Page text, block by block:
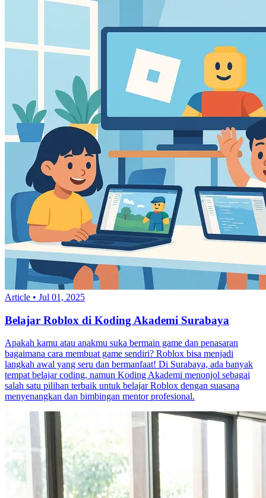
Article • Jul 01, 2025
Belajar Roblox di Koding Akademi Surabaya
Apakah kamu atau anakmu suka bermain game dan penasaran
bagaimana cara membuat game sendiri? Roblox bisa menjadi
langkah awal yang seru dan bermanfaat! Di Surabaya, ada banyak
tempat belajar coding, namun Koding Akademi menonjol sebagai
salah satu pilihan terbaik untuk belajar Roblox dengan suasana
menyenangkan dan bimbingan mentor profesional.